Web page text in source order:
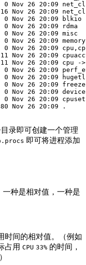
26 20:09
Nov 26 20:09
Nov 26 20:09 blkio
26 20:09 rdma
26 20:09 misc
26 20:09 memory
26 20:09
Nov 26 20:09
Nov 26 20:09 cpu -
26 20:09
26 20:09
Nov 26 20:09
26 20:09
26 20:09 cpuset
Nov 26 20:09 .
录即可创建一个管理
即可将进程添加
种是相对值，一种是
时间的相对值。（例如
占用 CPU 33% 的时间，